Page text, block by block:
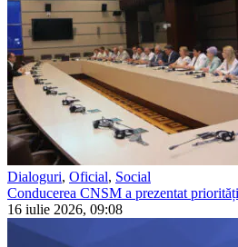
Dialoguri, Oficial, Social
Conducerea CNSM a prezentat
16 iulie 2026, 09:08